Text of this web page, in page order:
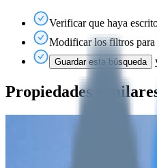
Verificar que haya
Modificar los filtros para
Guardar esta búsqueda
Propiedades